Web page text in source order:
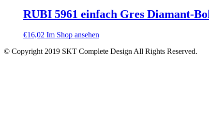
RUBI 5961 einfach Gres Diamant-
€16,02 Im Shop ansehen
© Copyright 2019 SKT Complete Design All Rights Reserved.